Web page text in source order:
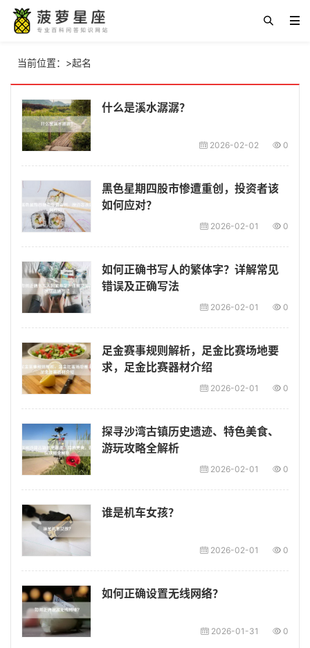
当前位置： >起名
什么是溪水潺潺？
2026-02-02 0
黑色星期四股市惨遭重创，投资者该
如何应对？
2026-02-01 0
如何正确书写人的繁体字？详解常见
错误及正确写法
2026-02-01 0
足金赛事规则解析，足金比赛场地要
求，足金比赛器材介绍
2026-02-01 0
探寻沙湾古镇历史遗迹、特色美食、
游玩攻略全解析
2026-02-01 0
谁是机车女孩？
2026-02-01 0
如何正确设置无线网络？
2026-01-31 0